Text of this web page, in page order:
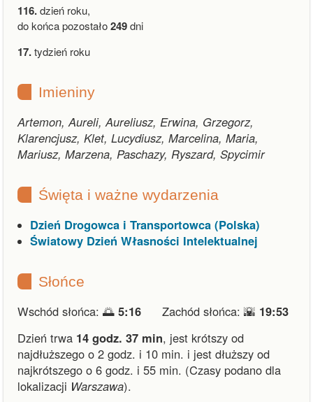
116.dzień roku,
do końca pozostało249dni
17.tydzień roku
Imieniny
Artemon, Aureli, Aureliusz, Erwina, Grzegorz,
Klarencjusz, Klet, Lucydiusz, Marcelina, Maria,
Mariusz, Marzena, Paschazy, Ryszard, Spycimir
Święta i ważne wydarzenia
Dzień Drogowca i Transportowca (Polska)
Światowy Dzień Własności Intelektualnej
Słońce
Wschód słońca: 🌅 5:16 Zachód słońca: 🌇 19:53
Dzień trwa 14 godz. 37 min, jest krótszy od
najdłuższego o 2 godz. i 10 min. i jest dłuższy od
najkrótszego o 6 godz. i 55 min. (Czasy podano dla
lokalizacji Warszawa).